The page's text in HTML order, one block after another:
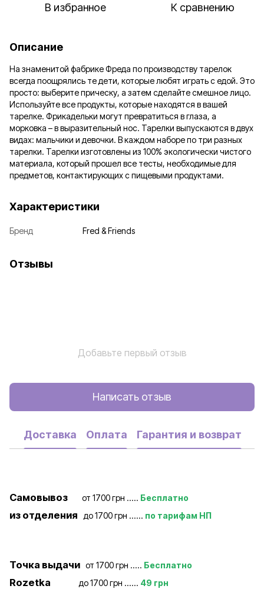
В избранное К сравнению
Описание
На знаменитой фабрике Фреда по производству тарелок
всегда поощрялись те дети, которые любят играть с едой. Это
просто: выберите прическу, а затем сделайте смешное лицо.
Используйте все продукты, которые находятся в вашей
тарелке. Фрикадельки могут превратиться в глаза, а
морковка – в выразительный нос. Тарелки выпускаются в двух
видах: мальчики и девочки. В каждом наборе по три разных
тарелки. Тарелки изготовлены из 100% экологически чистого
материала, который прошел все тесты, необходимые для
предметов, контактирующих с пищевыми продуктами.
Характеристики
Бренд Fred & Friends
Отзывы
Добавьте первый отзыв
Написать отзыв
Доставка Оплата Гарантия и возврат
Самовывоз от 1700 грн ..... Бесплатно
из отделения до 1700 грн ...... по тарифам НП
Точка выдачи от 1700 грн ..... Бесплатно
Rozetka до 1700 грн ...... 49 грн